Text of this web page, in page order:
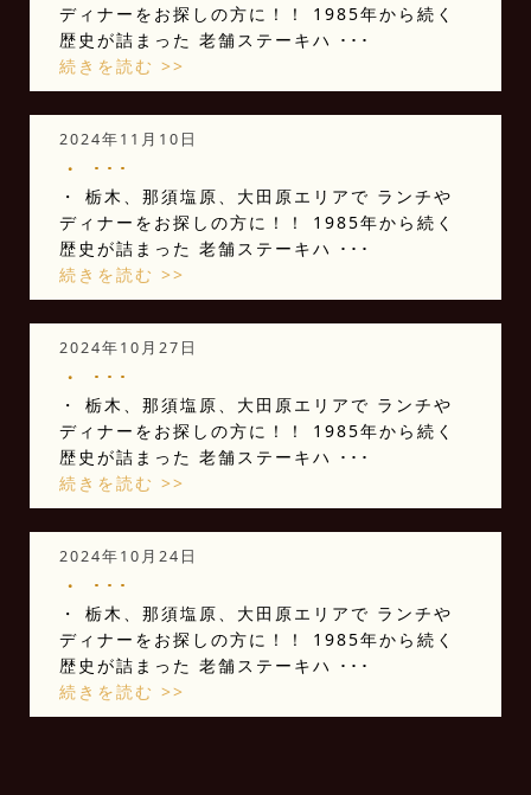
ディナーをお探しの方に！！ 1985年から続く
歴史が詰まった 老舗ステーキハ ･･･
続きを読む >>
2024年11月10日
・ ･･･
・ 栃木、那須塩原、大田原エリアで ランチや
ディナーをお探しの方に！！ 1985年から続く
歴史が詰まった 老舗ステーキハ ･･･
続きを読む >>
2024年10月27日
・ ･･･
・ 栃木、那須塩原、大田原エリアで ランチや
ディナーをお探しの方に！！ 1985年から続く
歴史が詰まった 老舗ステーキハ ･･･
続きを読む >>
2024年10月24日
・ ･･･
・ 栃木、那須塩原、大田原エリアで ランチや
ディナーをお探しの方に！！ 1985年から続く
歴史が詰まった 老舗ステーキハ ･･･
続きを読む >>